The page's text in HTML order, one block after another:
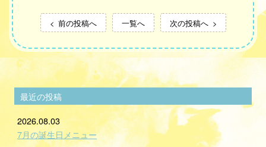
前の投稿へ 一覧へ 次の投稿へ
最近の投稿
2026.08.03
7月の誕生日メニュー